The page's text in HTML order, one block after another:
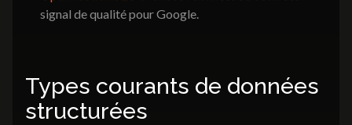
Nos réalisations
signal de qualité pour Google.
Types courants de données
structurées